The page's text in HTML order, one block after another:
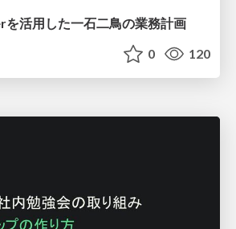
を活用した一石二鳥の業務計画
0 120